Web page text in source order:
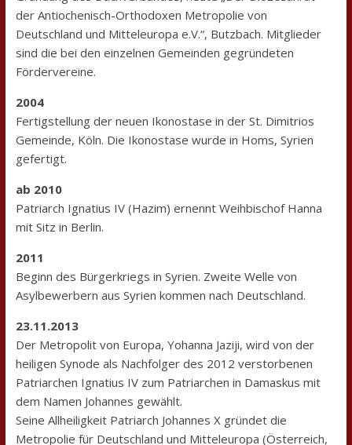
der Antiochenisch-Orthodoxen Metropolie von
Deutschland und Mitteleuropa e.V.“, Butzbach. Mitglieder
sind die bei den einzelnen Gemeinden gegründeten
Fördervereine.
2004
Fertigstellung der neuen Ikonostase in der St. Dimitrios
Gemeinde, Köln. Die Ikonostase wurde in Homs, Syrien
gefertigt.
ab 2010
Patriarch Ignatius IV (Hazim) ernennt Weihbischof Hanna
mit Sitz in Berlin.
2011
Beginn des Bürgerkriegs in Syrien. Zweite Welle von
Asylbewerbern aus Syrien kommen nach Deutschland.
23.11.2013
Der Metropolit von Europa, Yohanna Jaziji, wird von der
heiligen Synode als Nachfolger des 2012 verstorbenen
Patriarchen Ignatius IV zum Patriarchen in Damaskus mit
dem Namen Johannes gewählt.
Seine Allheiligkeit Patriarch Johannes X gründet die
Metropolie für Deutschland und Mitteleuropa (Österreich,